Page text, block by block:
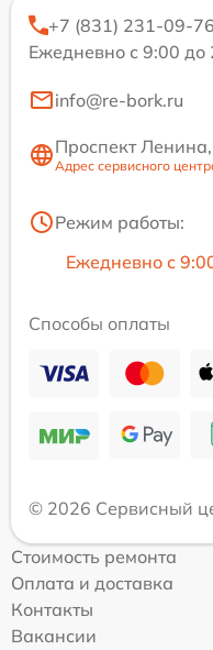
+7 (831) 231-09-76
Ежедневно с 9:00 до
info@re-bork.ru
Проспект
Адрес сервисного
Режим работы:
Ежедневно с
Способы оплаты
© 2026 Сервисный
Стоимость ремонта
Оплата и доставка
Контакты
Вакансии